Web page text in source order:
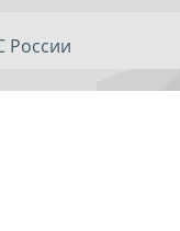
России